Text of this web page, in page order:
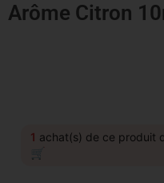
Arôme Citron
1 achat(s) de ce produit
🛒